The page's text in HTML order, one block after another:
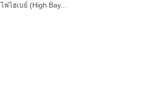
ไฟไฮเบย์ (High Bay...